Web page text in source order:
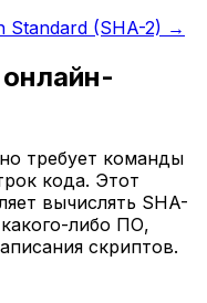
Standard (SHA-2) →
требует команды
кода. Этот
вычислять SHA-
либо ПО,
скриптов.